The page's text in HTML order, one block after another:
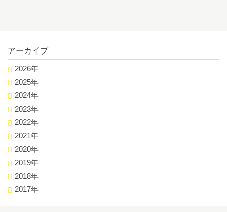
アーカイブ
2026年
2025年
2024年
2023年
2022年
2021年
2020年
2019年
2018年
2017年